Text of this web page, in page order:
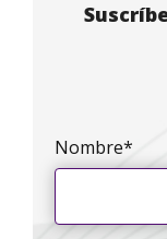
Nombre*